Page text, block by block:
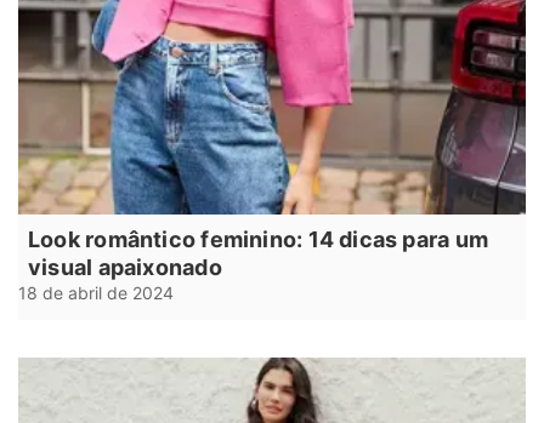
Look romântico feminino: 14 dicas para um
visual apaixonado
18 de abril de 2024